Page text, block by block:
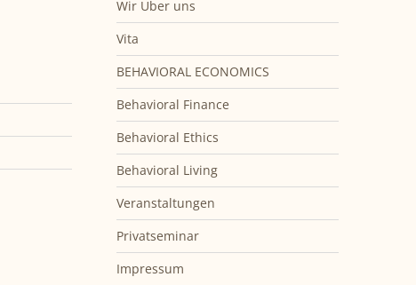
Wir Über uns
Vita
BEHAVIORAL ECONOMICS
Behavioral Finance
Behavioral Ethics
Behavioral Living
Veranstaltungen
Privatseminar
Impressum